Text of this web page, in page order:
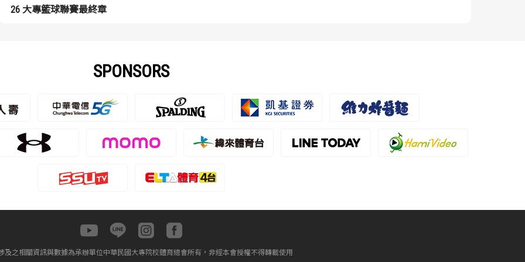
26 大專籃球聯賽最終章
SPONSORS
及之相關資訊與數據為承辦單位中華民國大專院校體育總會所有，非經本會授權不得轉載使用